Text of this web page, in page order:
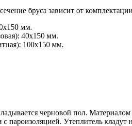
бруса зависит от
мм.
40х150 мм.
100х150 мм.
черновой пол. Материалом
пароизоляцией. Утеплитель